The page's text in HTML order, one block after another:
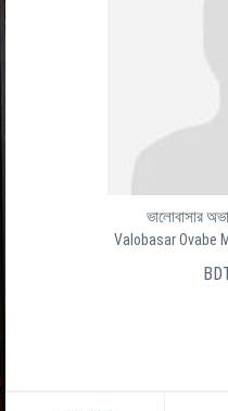
ভালোবাসার
Valobasar Ovabe